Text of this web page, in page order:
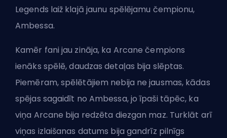
Legends laiž klajā jaunu spēlējamu čempionu,
Ambessa.
Kamēr fani jau zināja, ka Arcane čempions
ienāks spēlē, daudzas detaļas bija slēptas.
Piemēram, spēlētājiem nebija ne jausmas, kādas
spējas sagaidīt no Ambessa, jo īpaši tāpēc, ka
viņa Arcane bija redzēta diezgan maz. Turklāt arī
viņas izlaišanas datums bija gandrīz pilnīgs